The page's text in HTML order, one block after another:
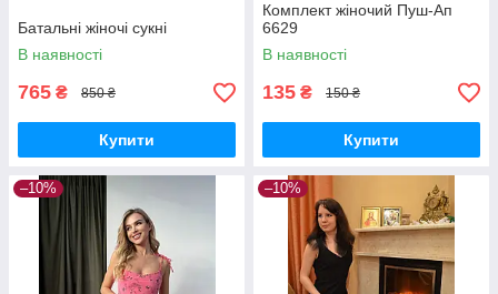
Батальні жіночі сукні
В наявності
765 ₴ 850 ₴
Купити
Комплект жіночий Пуш-Ап
6629
В наявності
135 ₴ 150 ₴
Купити
–10% –10%